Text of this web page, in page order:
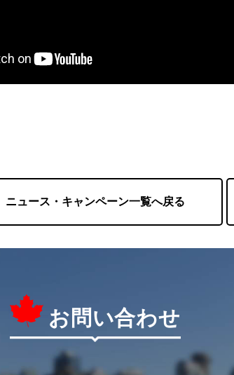
ニュース・キャンペーン一覧へ戻る
お問い合わせ